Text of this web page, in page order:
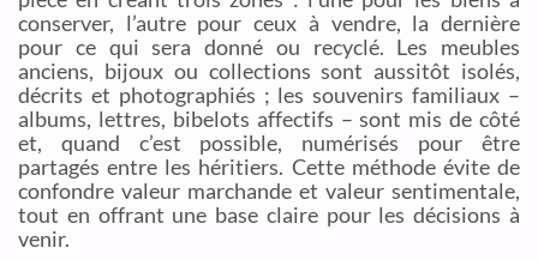
conserver, l’autre pour ceux à vendre, la dernière
pour ce qui sera donné ou recyclé. Les meubles
anciens, bijoux ou collections sont aussitôt isolés,
décrits et photographiés ; les souvenirs familiaux –
albums, lettres, bibelots affectifs – sont mis de côté
et, quand c’est possible, numérisés pour être
partagés entre les héritiers. Cette méthode évite de
confondre valeur marchande et valeur sentimentale,
tout en offrant une base claire pour les décisions à
venir.